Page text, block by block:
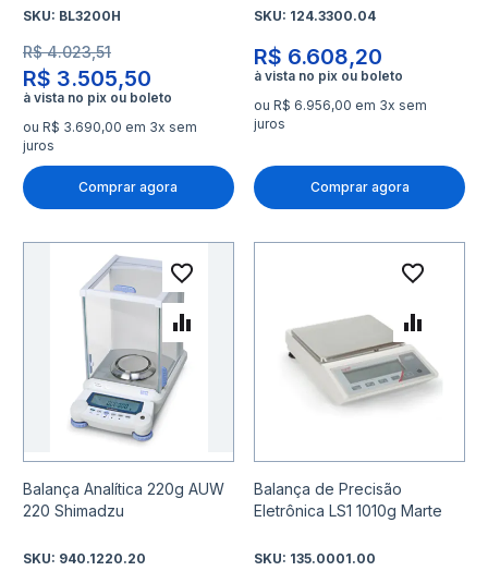
SKU: BL3200H
R$ 3.505,50
R$ 4.023,51
ou R$ 3.690,00 em 3x sem
juros
Comprar agora
SKU: 124.3300.04
R$ 6.608,20
ou R$ 6.956,00 em 3x sem
juros
Comprar agora
Balança Analítica 220g AUW
220 Shimadzu
SKU: 940.1220.20
Adicionar à lista de
Adicionar para Comparar
Balança de Precisão
Eletrônica LS1 1010g Marte
SKU: 135.0001.00